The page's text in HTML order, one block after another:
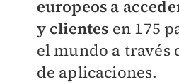
europeos a
y clientes en 175
el mundo a través
de aplicaciones.